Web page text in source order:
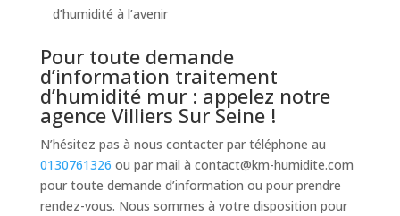
d’humidité à l’avenir
Pour toute demande
d’information traitement
d’humidité mur : appelez notre
agence Villiers Sur Seine !
N’hésitez pas à nous contacter par téléphone au
0130761326 ou par mail à contact@km-humidite.com
pour toute demande d’information ou pour prendre
rendez-vous. Nous sommes à votre disposition pour